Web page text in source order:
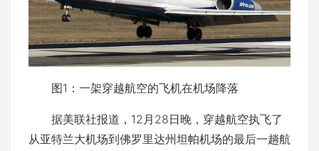
图1：一架穿越航空的飞机在机场降落
据美联社报道，12月28日晚，穿越航空执飞了
从亚特兰大机场到佛罗里达州坦帕机场的最后一趟航